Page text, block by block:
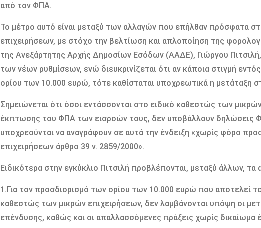
από τον ΦΠΑ.
Το μέτρο αυτό είναι μεταξύ των αλλαγών που επήλθαν πρόσφατα
επιχειρήσεων, με στόχο την βελτίωση και απλοποίηση της
της Ανεξάρτητης Αρχής Δημοσίων Εσόδων (ΑΑΔΕ), Γιώργου Πιτσιλή,
των νέων ρυθμίσεων, ενώ διευκρινίζεται ότι αν κάποια στιγμή
ορίου των 10.000 ευρώ, τότε καθίσταται υποχρεωτικά η μετάταξη
Σημειώνεται ότι όσοι εντάσσονται στο ειδικό καθεστώς των
έκπτωσης του ΦΠΑ των εισροών τους, δεν υποβάλλουν δηλώσεις
υποχρεούνται να αναγράφουν σε αυτά την ένδειξη «χωρίς φόρο
επιχειρήσεων άρθρο 39 ν. 2859/2000».
Ειδικότερα στην εγκύκλιο Πιτσιλή προβλέπονται, μεταξύ άλλων, τα
1.Για τον προσδιορισμό των ορίου των 10.000 ευρώ που αποτελεί
καθεστώς των μικρών επιχειρήσεων, δεν λαμβάνονται υπόψη οι
επένδυσης, καθώς και οι απαλλασσόμενες πράξεις χωρίς δικαίωμα